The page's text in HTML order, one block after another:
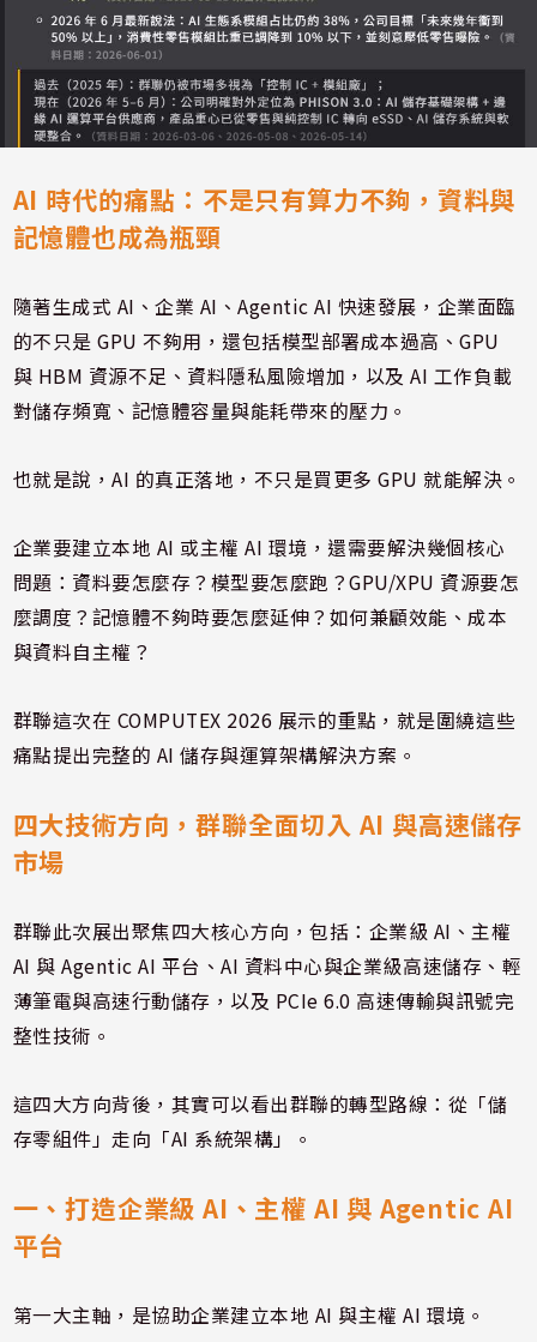
AI 時代的痛點：不是只有算力不夠，資料與
記憶體也成為瓶頸
隨著生成式 AI、企業 AI、Agentic AI 快速發展，企業面臨
的不只是 GPU 不夠用，還包括模型部署成本過高、GPU
與 HBM 資源不足、資料隱私風險增加，以及 AI 工作負載
對儲存頻寬、記憶體容量與能耗帶來的壓力。
也就是說，AI 的真正落地，不只是買更多 GPU 就能解決。
企業要建立本地 AI 或主權 AI 環境，還需要解決幾個核心
問題：資料要怎麼存？模型要怎麼跑？GPU/XPU 資源要怎
麼調度？記憶體不夠時要怎麼延伸？如何兼顧效能、成本
與資料自主權？
群聯這次在 COMPUTEX 2026 展示的重點，就是圍繞這些
痛點提出完整的 AI 儲存與運算架構解決方案。
四大技術方向，群聯全面切入 AI 與高速儲存
市場
群聯此次展出聚焦四大核心方向，包括：企業級 AI、主權
AI 與 Agentic AI 平台、AI 資料中心與企業級高速儲存、輕
薄筆電與高速行動儲存，以及 PCIe 6.0 高速傳輸與訊號完
整性技術。
這四大方向背後，其實可以看出群聯的轉型路線：從「儲
存零組件」走向「AI 系統架構」。
一、打造企業級 AI、主權 AI 與 Agentic AI
平台
第一大主軸，是協助企業建立本地 AI 與主權 AI 環境。